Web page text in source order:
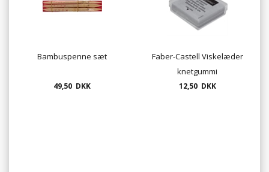
Bambuspenne sæt
49,50 DKK
Faber-Castell Viskelæder
knetgummi
12,50 DKK